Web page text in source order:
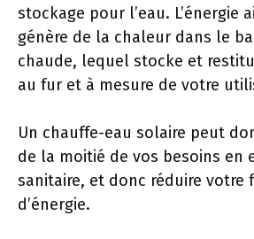
stockage pour l’eau. L’énergie
génère de la chaleur dans le
chaude, lequel stocke et
au fur et à mesure de votre
Un chauffe-eau solaire peut
de la moitié de vos besoins en
sanitaire, et donc réduire votre
d’énergie.